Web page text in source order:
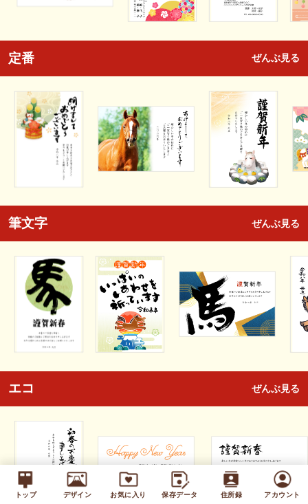
トップ デザイン お気に入り 保存データ 住所録 アカウント
定番 ぜんぶ見る
筆文字 ぜんぶ見る
エコ ぜんぶ見る